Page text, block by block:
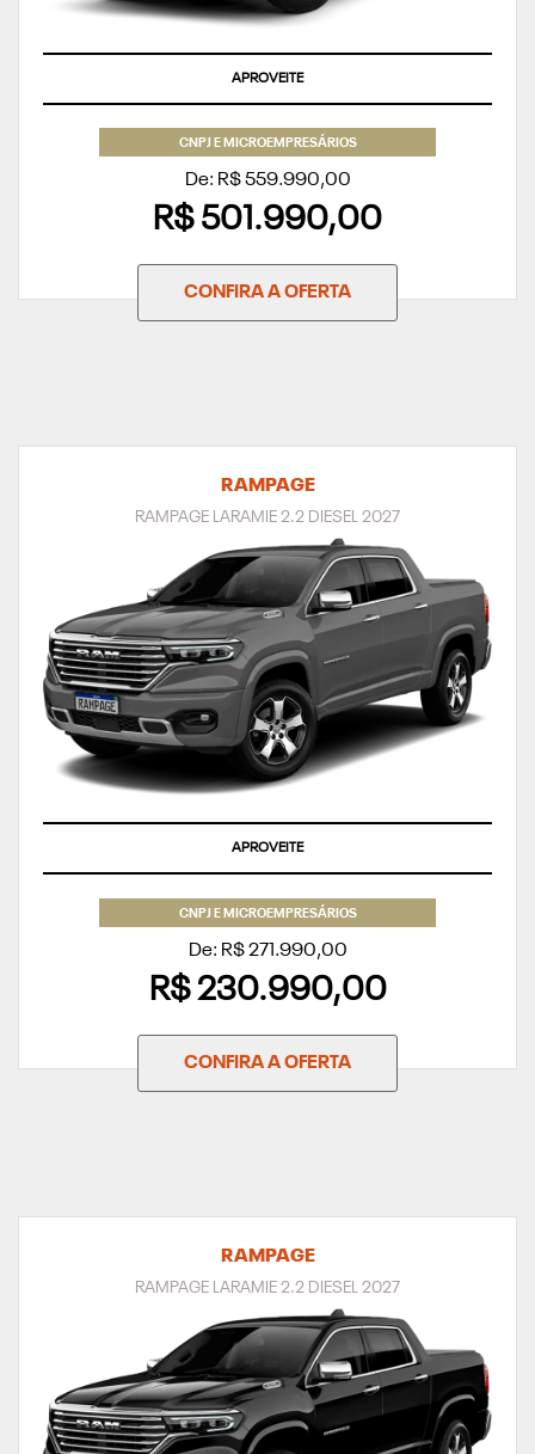
APROVEITE
CNPJ E MICROEMPRESÁRIOS
De: R$ 559.990,00
R$ 501.990,00
CONFIRA A OFERTA
RAMPAGE
RAMPAGE LARAMIE 2.2 DIESEL 2027
APROVEITE
CNPJ E MICROEMPRESÁRIOS
De: R$ 271.990,00
R$ 230.990,00
CONFIRA A OFERTA
RAMPAGE
RAMPAGE LARAMIE 2.2 DIESEL 2027